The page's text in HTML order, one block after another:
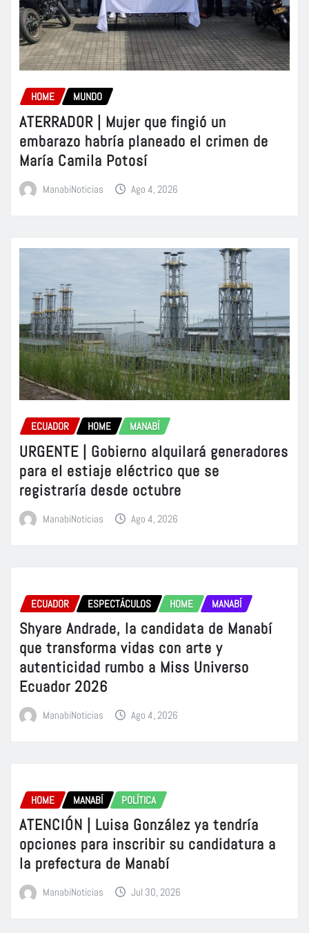
HOME MUNDO
ATERRADOR | Mujer que fingió un
embarazo habría planeado el crimen de
María Camila Potosí
ManabiNoticias Ago 4, 2026
ECUADOR HOME MANABÍ
URGENTE | Gobierno alquilará generadores
para el estiaje eléctrico que se
registraría desde octubre
ManabiNoticias Ago 4, 2026
ECUADOR ESPECTÁCULOS HOME MANABÍ
Shyare Andrade, la candidata de Manabí
que transforma vidas con arte y
autenticidad rumbo a Miss Universo
Ecuador 2026
ManabiNoticias Ago 4, 2026
HOME MANABÍ POLÍTICA
ATENCIÓN | Luisa González ya tendría
opciones para inscribir su candidatura a
la prefectura de Manabí
ManabiNoticias Jul 30, 2026